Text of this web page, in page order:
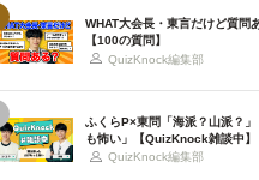
WHAT大会長・東言だけど質問
【100の質問】
QuizKnock編集部
ふくらP×東問「海派？山派？」
も怖い」【QuizKnock雑談中】
QuizKnock編集部